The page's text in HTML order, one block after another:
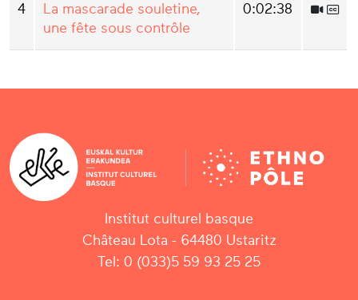
4
La mascarade souletine,
une fête sous contrôle
0:02:38
Institut culturel basque
Château Lota - 64480 Ustaritz
Tel: 0 (033)5 59 93 25 25